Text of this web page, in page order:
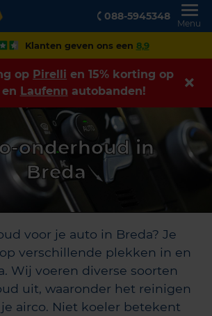
088-5945348
Menu
Klanten geven ons een 8,9
op Pirelli en 15% korting op
en Laufenn autobanden!
onderhoud in
Breda
voor je auto in Breda? Je
verschillende plekken in en
Wij voeren diverse soorten
uit, waaronder het reinigen
airco. Niet koeler betekent